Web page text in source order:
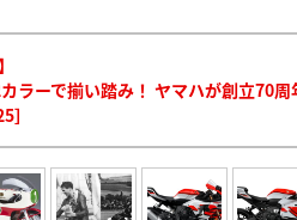
ラーで揃い踏み！ ヤマハが創立70